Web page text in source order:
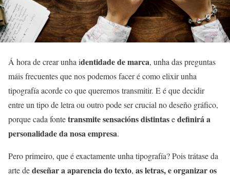
Á hora de crear unha identidade de marca, unha das preguntas
máis frecuentes que nos podemos facer é como elixir unha
tipografía acorde co que queremos transmitir. E é que decidir
entre un tipo de letra ou outro pode ser crucial no deseño gráfico,
porque cada fontetransmite sensacións distintasedefinirá a
personalidade da nosa empresa.
Pero primeiro, que é exactamente unha tipografía? Pois trátase da
arte dedeseñar a aparencia do texto, as letras, e organizar os